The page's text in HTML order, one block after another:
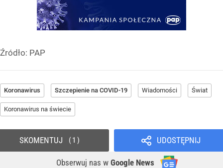
Źródło: PAP
Koronawirus Szczepienie na COVID-19 Wiadomości Świat
Koronawirus na świecie
UDOSTĘPNIJ
Obserwuj nas w Google News
SKOMENTUJ 1